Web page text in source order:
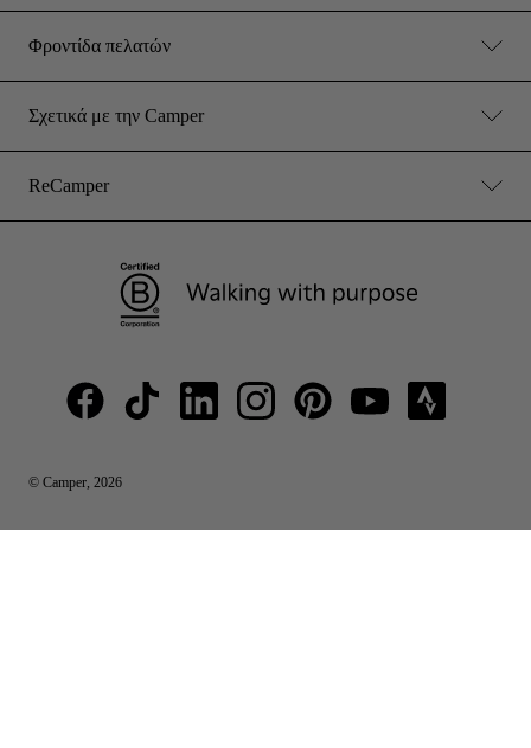
Φροντίδα πελατών
Σχετικά με την Camper
ReCamper
© Camper, 2026